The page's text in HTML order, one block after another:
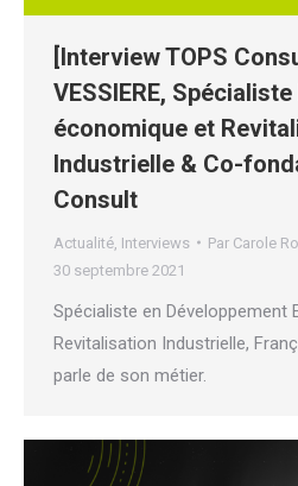
[Interview TOPS
VESSIERE,
économique et
Industrielle & Co-
Consult
Actualité Interviews Par Carole
30 septembre 2021
Spécialiste en Développement
Revitalisation Industrielle,
parle de son métier.